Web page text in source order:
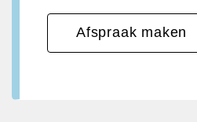
Afspraak maken